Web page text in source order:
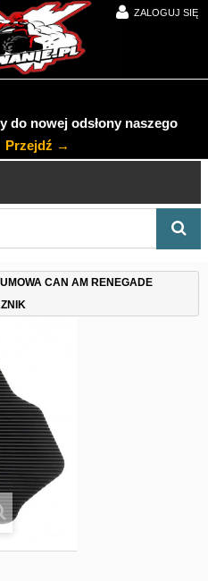
ZALOGUJ SIĘ
do nowej odsłony naszego
Przejdź →
CAN AM RENEGADE